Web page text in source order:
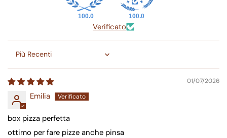
100.0 100.0
Verificato
Sort by
01/07/2026
Emilia
box pizza perfetta
ottimo per fare pizze anche pinsa